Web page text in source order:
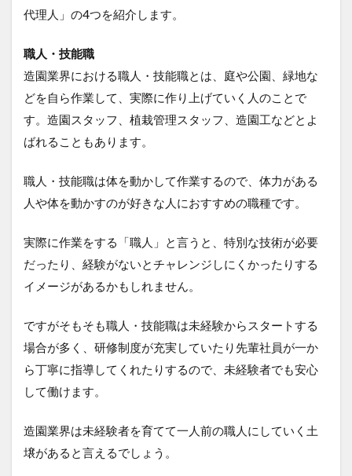
代理人」の4つを紹介します。
職人・技能職
造園業界における職人・技能職とは、庭や公園、緑地な
どを自ら作業して、実際に作り上げていく人のことで
す。造園スタッフ、植栽管理スタッフ、造園工などとよ
ばれることもあります。
職人・技能職は体を動かして作業するので、体力がある
人や体を動かすのが好きな人におすすめの職種です。
実際に作業をする「職人」と言うと、特別な技術が必要
だったり、経験がないとチャレンジしにくかったりする
イメージがあるかもしれません。
ですがそもそも職人・技能職は未経験からスタートする
場合が多く、研修制度が充実していたり先輩社員が一か
ら丁寧に指導してくれたりするので、未経験者でも安心
して働けます。
造園業界は未経験者を育てて一人前の職人にしていく土
壌があると言えるでしょう。